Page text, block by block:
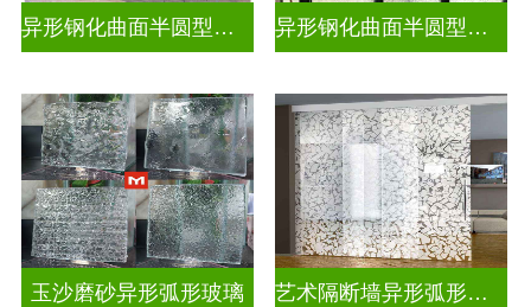
异形钢化曲面半圆型热弯玻璃 异形钢化曲面半圆型曲面玻璃
玉沙磨砂异形弧形玻璃 艺术隔断墙异形弧形玻璃